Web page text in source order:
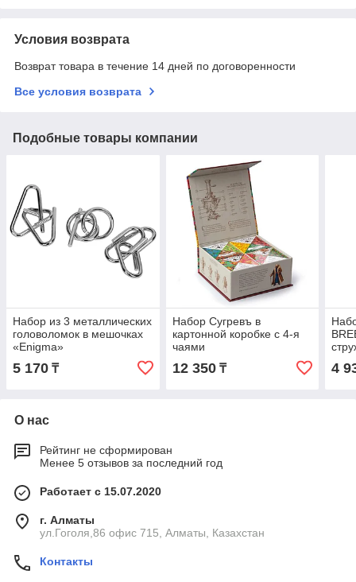
Условия возврата
Возврат товара в течение 14 дней по договоренности
Все условия возврата
Подобные товары компании
Набор из 3 металлических
головоломок в мешочках
«Enigma»
5 170 ₸
Набор Сугревъ в
картонной коробке с 4-я
чаями
12 350₸ 4
О нас
Рейтинг не сформирован
Менее 5 отзывов за последний год
Работает с 15.07.2020
г. Алматы
ул.Гоголя,86 офис 715, Алматы, Казахстан
Контакты